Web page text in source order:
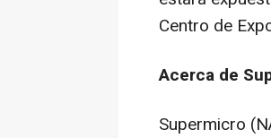
Centro de
Acerca de
Supermicro